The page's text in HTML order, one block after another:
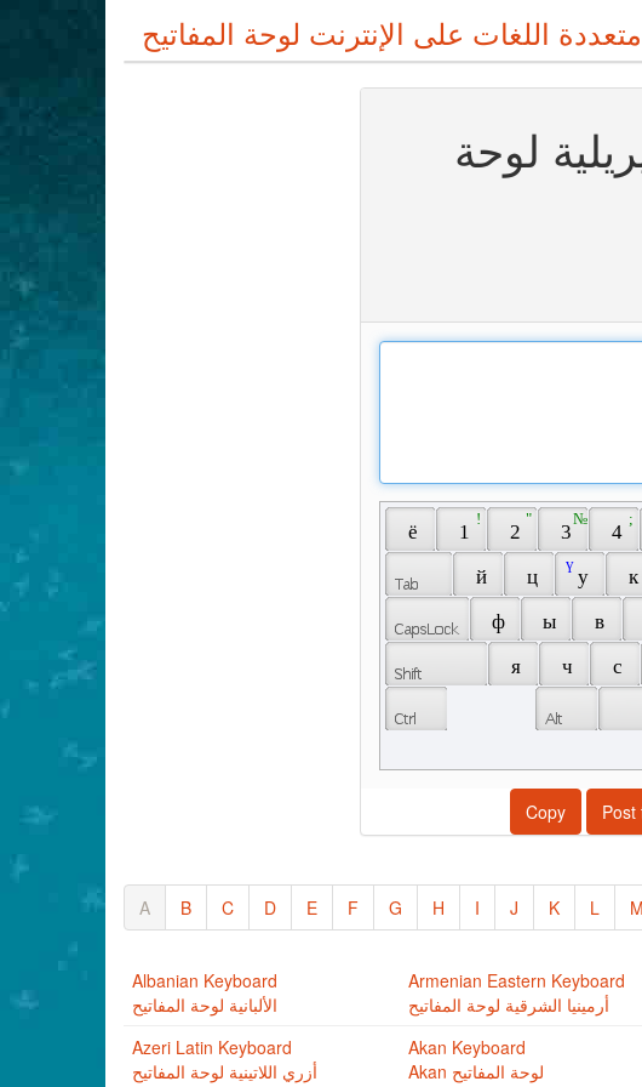
لوحة
ё 1
!
2
"
3
№
4
;
й ц у
ү
к
ф
ы в
я
ч с
Copy Post
A B C D E F G H I J K L M
Albanian Keyboard
الألبانية لوحة المفاتيح
Armenian Eastern Keyboard
أرمينيا الشرقية لوحة المفاتيح
Azeri Latin Keyboard
أزري اللاتينية لوحة المفاتيح
Akan Keyboard
Akan لوحة المفاتيح